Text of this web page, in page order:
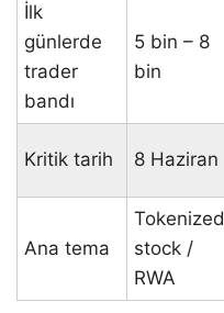
İlk
günlerde
trader
bandı
5 bin – 8
bin
Kritik tarih 8 Haziran
Ana tema
Tokenized
stock /
RWA